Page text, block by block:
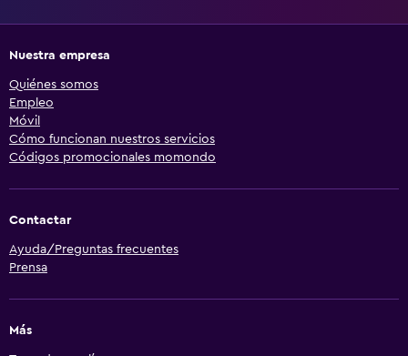
Nuestra empresa
Quiénes somos
Empleo
Móvil
Cómo funcionan nuestros servicios
Códigos promocionales momondo
Contactar
Ayuda/Preguntas frecuentes
Prensa
Más